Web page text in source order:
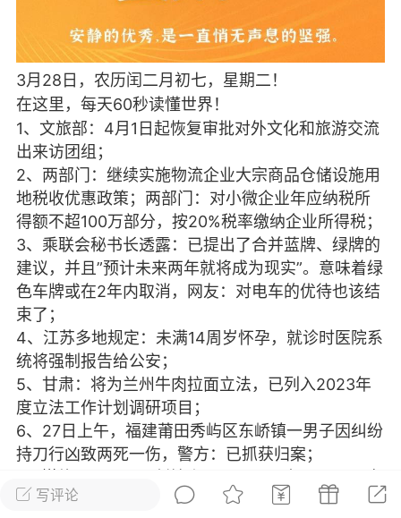
爆汗熊 卡卡动能素 无创溶斑术
美业357 芯诗妍 卡卡美业
每次200金币 点击购买
师 小熊水光
爆汗熊
脂
卡卡动能素
皇斯普拉雅
建术
DRYY面膜 微晶溶斑术
爆款平台 Lv.8 靓号
加盟商
26 23:18
电脑端 美业资讯
闪充小白罐
本/双效闪充，养出紧致小白脸！一、项
充小白罐 = 闪充大白肌（仪器）× 草本
产品）×极光嫩肤啫喱（产品）这是一套
护...写评论
3月28日，农历闰二月初七，星期二！
在这里，每天60秒读懂世界！
1、文旅部：4月1日起恢复审批对外文化和旅游交流
出来访团组；
2、两部门：继续实施物流企业大宗商品仓储设施用
地税收优惠政策；两部门：对小微企业年应纳税所
得额不超100万部分，按20%税率缴纳企业所得税；
3、乘联会秘书长透露：已提出了合并蓝牌、绿牌的
建议，并且”预计未来两年就将成为现实”。意味着绿
色车牌或在2年内取消，网友：对电车的优待也该结
束了；
4、江苏多地规定：未满14周岁怀孕，就诊时医院系
统将强制报告给公安；
5、甘肃：将为兰州牛肉拉面立法，已列入2023年
度立法工作计划调研项目；
6、27日上午，福建莆田秀屿区东峤镇一男子因纠纷
持刀行凶致两死一伤，警方：已抓获归案；
杭州云谷学校，工作人员：马云今年第一次来，行